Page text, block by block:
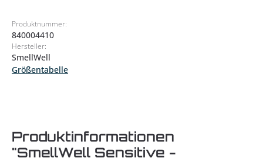
Produktnummer:
840004410
Hersteller:
SmellWell
Größentabelle
Produktinformationen
"SmellWell Sensitive -